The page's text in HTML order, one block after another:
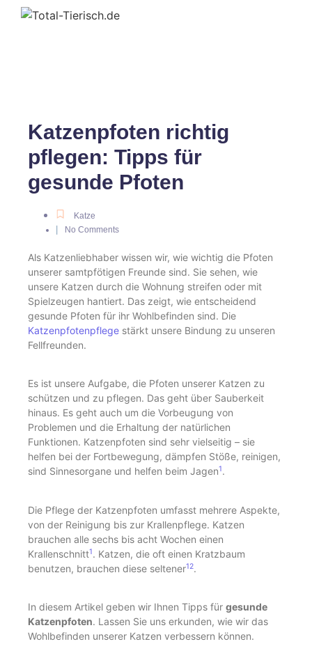
Katzenpfoten richtig
pflegen: Tipps für
gesunde Pfoten
Katze
No Comments
Als Katzenliebhaber wissen wir, wie wichtig die Pfoten
unserer samtpfötigen Freunde sind. Sie sehen, wie
unsere Katzen durch die Wohnung streifen oder mit
Spielzeugen hantiert. Das zeigt, wie entscheidend
gesunde Pfoten für ihr Wohlbefinden sind. Die
Katzenpfotenpflege stärkt unsere Bindung zu unseren
Fellfreunden.
Es ist unsere Aufgabe, die Pfoten unserer Katzen zu
schützen und zu pflegen. Das geht über Sauberkeit
hinaus. Es geht auch um die Vorbeugung von
Problemen und die Erhaltung der natürlichen
Funktionen. Katzenpfoten sind sehr vielseitig – sie
helfen bei der Fortbewegung, dämpfen Stöße, reinigen,
sind Sinnesorgane und helfen beim Jagen1.
Die Pflege der Katzenpfoten umfasst mehrere Aspekte,
von der Reinigung bis zur Krallenpflege. Katzen
brauchen alle sechs bis acht Wochen einen
Krallenschnitt1. Katzen, die oft einen Kratzbaum
benutzen, brauchen diese seltener12.
In diesem Artikel geben wir Ihnen Tipps für gesunde
Katzenpfoten. Lassen Sie uns erkunden, wie wir das
Wohlbefinden unserer Katzen verbessern können.